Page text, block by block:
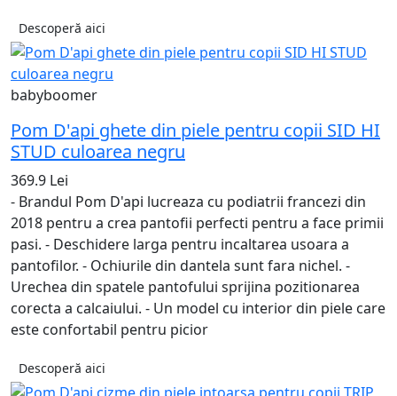
Descoperă aici
babyboomer
Pom D'api ghete din piele pentru copii SID HI
STUD culoarea negru
369.9 Lei
- Brandul Pom D'api lucreaza cu podiatrii francezi din
2018 pentru a crea pantofii perfecti pentru a face primii
pasi. - Deschidere larga pentru incaltarea usoara a
pantofilor. - Ochiurile din dantela sunt fara nichel. -
Urechea din spatele pantofului sprijina pozitionarea
corecta a calcaiului. - Un model cu interior din piele care
este confortabil pentru picior
Descoperă aici